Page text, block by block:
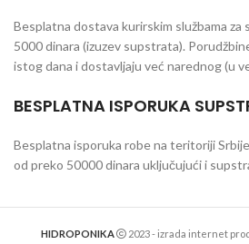
Besplatna dostava kurirskim službama za
5000 dinara (izuzev supstrata).
istog dana i dostavljaju već narednog (u
BESPLATNA ISPORUKA
Besplatna isporuka robe na teritoriji
od preko 50000 dinara uključujući i
HIDROPONIKA 2023 - izrada internet